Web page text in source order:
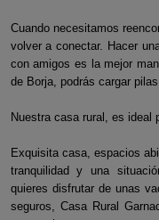
Cuando necesitamos
volver a conectar. Hacer
con amigos es la mejor
de Borja, podrás cargar
Nuestra casa rural, es ideal
Exquisita casa, espacios
tranquilidad y una
quieres disfrutar de unas
seguros, Casa Rural